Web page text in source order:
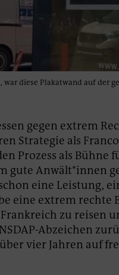
war diese Plakatwand auf der
gegen extrem
Strategie als
Prozess als Bühne
gute Anwält*innen
eine Leistung,
eine extrem rechte
Frankreich zu reisen
Abzeichen
vier Jahren auf